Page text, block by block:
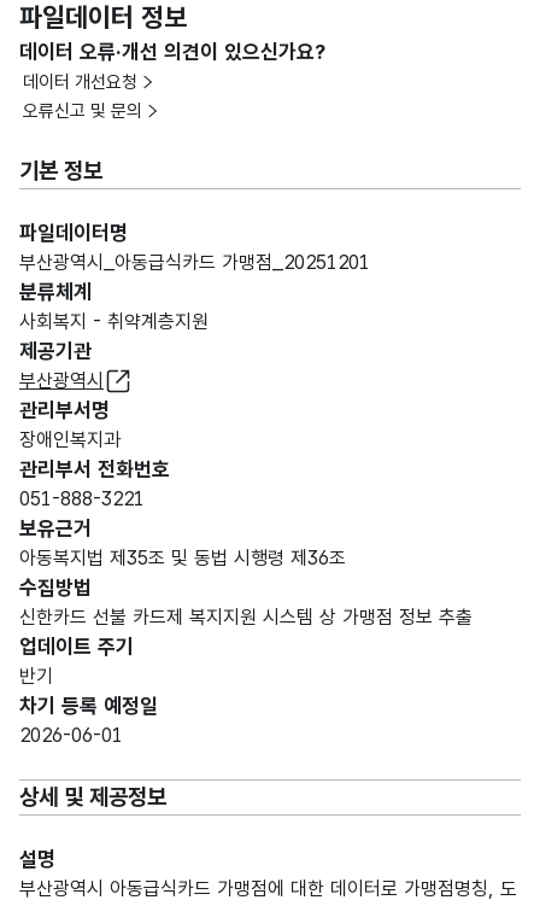
파일데이터 정보
데이터 오류·개선 의견이 있으신가요?
데이터 개선요청
오류신고 및 문의
기본 정보
파일데이터명
부산광역시_아동급식카드 가맹점_20251201
분류체계
사회복지 - 취약계층지원
제공기관
부산광역시
관리부서명
장애인복지과
관리부서 전화번호
051-888-3221
보유근거
아동복지법 제35조 및 동법 시행령 제36조
수집방법
신한카드 선불 카드제 복지지원 시스템 상 가맹점 정보 추출
업데이트 주기
반기
차기 등록 예정일
2026-06-01
상세 및 제공정보
설명
부산광역시 아동급식카드 가맹점에 대한 데이터로 가맹점명칭, 도